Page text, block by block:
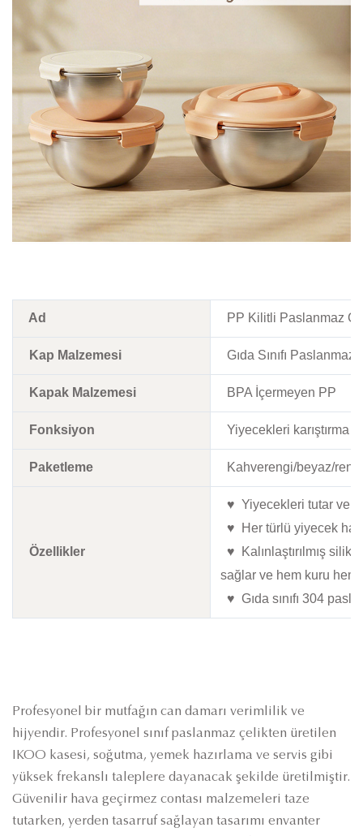
Ad PP Kilitli Paslanmaz
Kap Malzemesi Gıda Sınıfı Paslanmaz
Kapak Malzemesi BPA İçermeyen PP
Fonksiyon Yiyecekleri karıştırma
Paketleme Kahverengi/beyaz/
Özellikler
♥ Yiyecekleri tutar ve
♥ Her türlü yiyecek
♥ Kalınlaştırılmış
sağlar ve hem kuru hem
♥ Gıda sınıfı 304
Profesyonel bir mutfağın can damarı verimlilik ve
hijyendir. Profesyonel sınıf paslanmaz çelikten üretilen
IKOO kasesi, soğutma, yemek hazırlama ve servis gibi
yüksek frekanslı taleplere dayanacak şekilde üretilmiştir.
Güvenilir hava geçirmez contası malzemeleri taze
tutarken, yerden tasarruf sağlayan tasarımı envanter